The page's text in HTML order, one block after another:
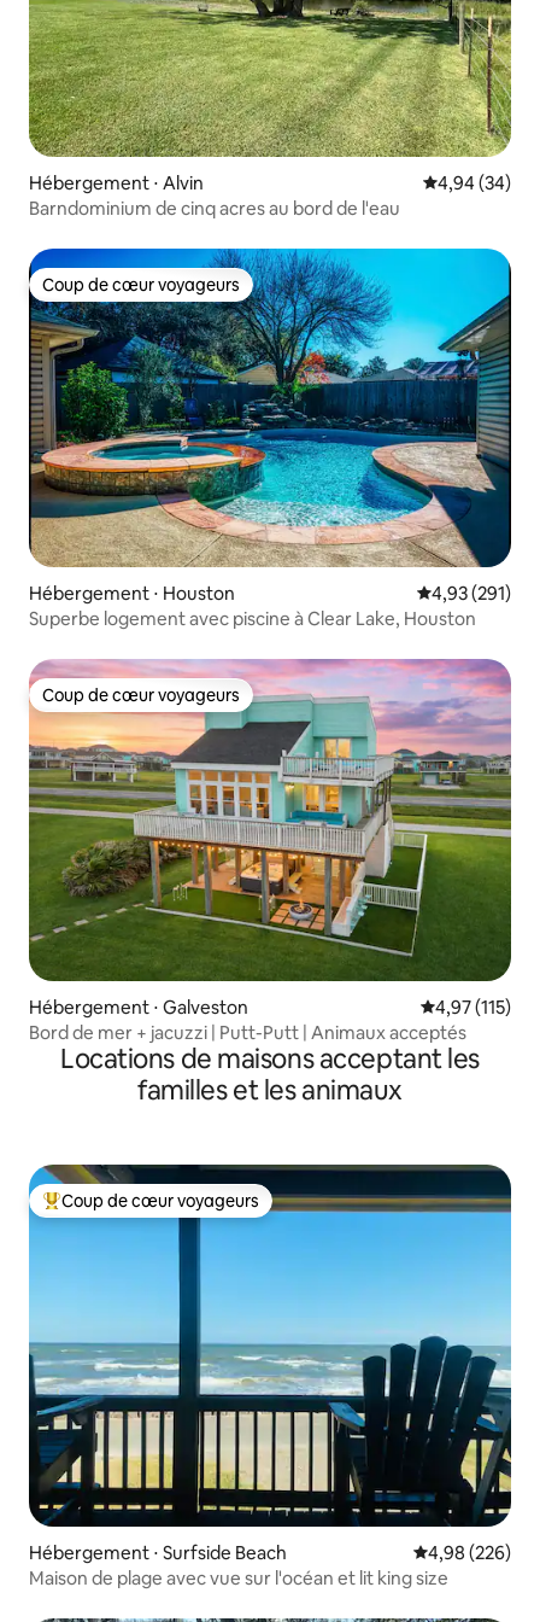
Hébergement ⋅ Alvin Évaluation
4,94 (34)
Barndominium de cinq acres au bord de l'eau
Coup de cœur voyageurs
Coup de cœur voyageurs
Hébergement ⋅ Houston Évaluation
4,93 (291)
Superbe logement avec piscine à Clear Lake, Houston
Coup de cœur voyageurs
Coup de cœur voyageurs
Hébergement ⋅ Galveston Évaluation
4,97 (115)
Bord de mer + jacuzzi | Putt-Putt | Animaux acceptés
Locations de maisons acceptant les
familles et les animaux
Coups de cœur voyageurs les plus appréciés
Coup de cœur voyageurs
Hébergement ⋅ Surfside Beach Évaluation
4,98 (226)
Maison de plage avec vue sur l'océan et lit king size